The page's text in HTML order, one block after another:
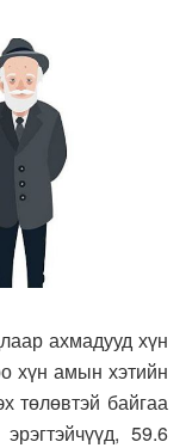
ахмадууд хүн
хүн амын хэтийн
төлөвтэй байгаа
59.6